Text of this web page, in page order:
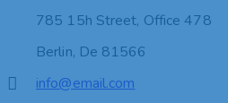
785 15h Street, Office 478
Berlin, De 81566
info@email.com